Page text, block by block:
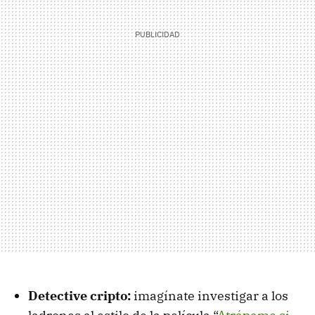
Detective cripto: imagínate investigar a los